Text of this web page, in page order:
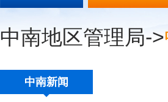
中南地区管理局->
中南新闻
Alt